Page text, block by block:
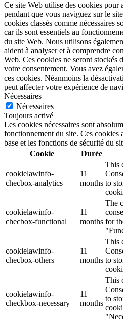
Ce site Web utilise des cookies pour
pendant que vous naviguez sur le
cookies classés comme nécessaires
car ils sont essentiels au
du site Web. Nous utilisons
aident à analyser et à comprendre
Web. Ces cookies ne seront stockés
votre consentement. Vous avez
ces cookies. Néanmoins la
peut affecter votre expérience de
Nécessaires
Nécessaires
Toujours activé
Les cookies nécessaires sont
fonctionnement du site. Ces cookies
base et les fonctions de sécurité du
Cookie
Durée
cookielawinfo-
checbox-analytics
11
months
This
to
cookielawinfo-
checbox-functional
11
months
The
for
cookielawinfo-
checbox-others
11
months
This
to
cookielawinfo-
checkbox-necessary
11
months
This
to